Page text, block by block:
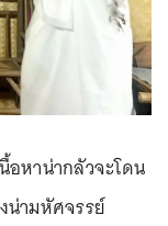
อหาน่ากลัวจะโดน
น่ามหัศจรรย์